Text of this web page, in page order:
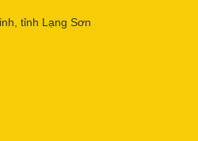
tỉnh Lạng Sơn